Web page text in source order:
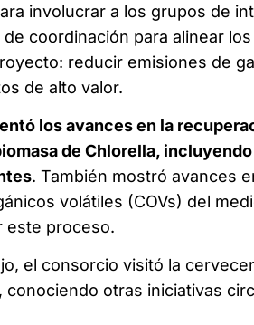
involucrar a los grupos de
coordinación para alinear
reducir emisiones de
de alto valor.
los avances en la
de Chlorella,
. También mostró avances
volátiles (COVs) del
este proceso.
el consorcio visitó la
otras iniciativas